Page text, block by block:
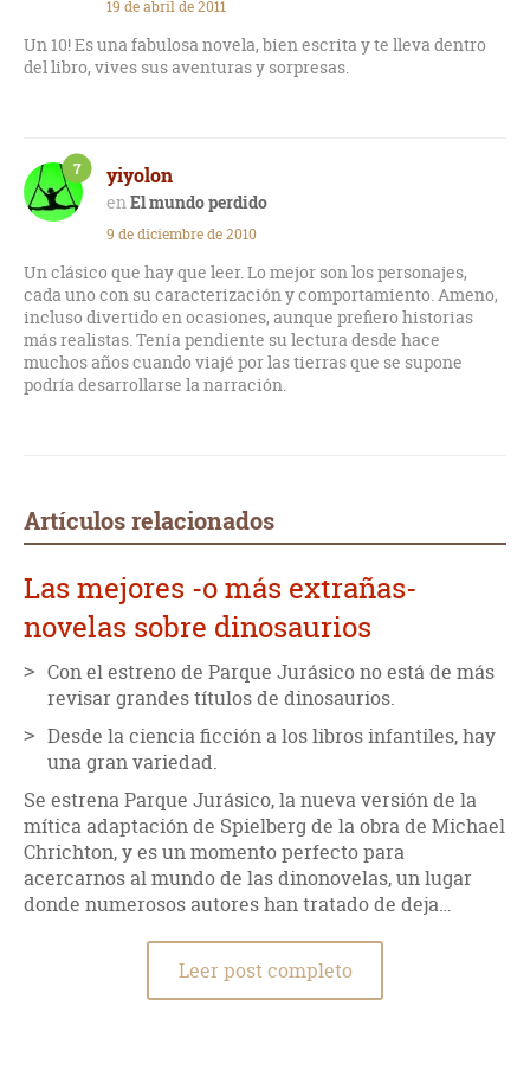
19 de abril de 2011
Un 10! Es una fabulosa novela, bien escrita y te lleva dentro
del libro, vives sus aventuras y sorpresas.
yiyolon
El mundo perdido
7
9 de diciembre de 2010
Un clásico que hay que leer. Lo mejor son los personajes,
cada uno con su caracterización y comportamiento. Ameno,
incluso divertido en ocasiones, aunque prefiero historias
más realistas. Tenía pendiente su lectura desde hace
muchos años cuando viajé por las tierras que se supone
podría desarrollarse la narración.
Artículos relacionados
Las mejores -o más extrañas-
novelas sobre dinosaurios
Con el estreno de Parque Jurásico no está de más
revisar grandes títulos de dinosaurios.
Desde la ciencia ficción a los libros infantiles, hay
una gran variedad.
Se estrena Parque Jurásico, la nueva versión de la
mítica adaptación de Spielberg de la obra de Michael
Chrichton, y es un momento perfecto para
acercarnos al mundo de las dinonovelas, un lugar
donde numerosos autores han tratado de deja…
Leer post completo